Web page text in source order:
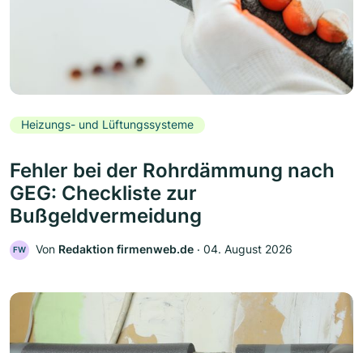
Heizungs- und Lüftungssysteme
Fehler bei der Rohrdämmung nach
GEG: Checkliste zur
Bußgeldvermeidung
FW Von Redaktion firmenweb.de ‧ 04. August 2026